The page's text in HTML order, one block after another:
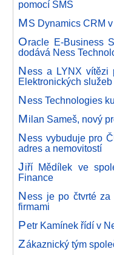
pomocí SMS
MS Dynamics CRM
Oracle E-Business
dodává Ness
Ness a LYNX vítězi
Elektronických
Ness Technologies
Milan Sameš, nový
Ness vybuduje pro
adres a nemovitostí
Jiří Mědílek ve
Finance
Ness je po čtvrté za
firmami
Petr Kamínek řídí v
Zákaznický tým